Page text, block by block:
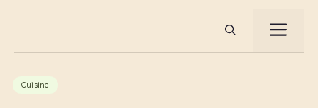
Cuisine